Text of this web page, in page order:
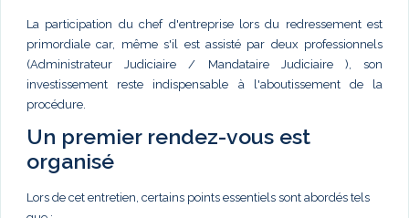
La participation du chef d'entreprise lors du redressement est
primordiale car, même s'il est assisté par deux professionnels
(Administrateur Judiciaire / Mandataire Judiciaire ), son
investissement reste indispensable à l'aboutissement de la
procédure.
Un premier rendez-vous est
organisé
Lors de cet entretien, certains points essentiels sont abordés tels